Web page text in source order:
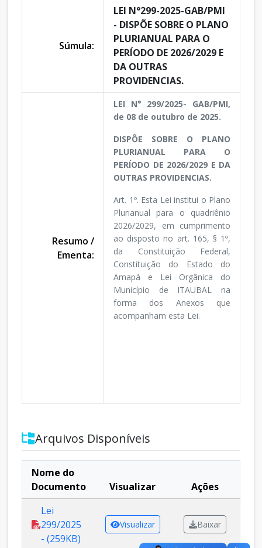
Súmula:
LEI N°299-2025-GAB/PMI
- DISPÕE SOBRE O PLANO
PLURIANUAL PARA O
PERÍODO DE 2026/2029 E
DA OUTRAS
PROVIDENCIAS.
Resumo /
Ementa:
LEI N° 299/2025- GAB/PMI,
de 08 de outubro de 2025.
DISPÕE SOBRE O PLANO
PLURIANUAL PARA O
PERÍODO DE 2026/2029 E DA
OUTRAS PROVIDENCIAS.
Art. 1º. Esta Lei institui o Plano
Plurianual para o quadriênio
2026/2029, em cumprimento
ao disposto no art. 165, § 1º,
da Constituição Federal,
Constituição do Estado do
Amapá e Lei Orgânica do
Município de ITAUBAL na
forma dos Anexos que
acompanham esta Lei.
Arquivos Disponíveis
Nome do
Documento
Visualizar
Ações
Lei
299/2025
- (259KB)
Visualizar Baixar